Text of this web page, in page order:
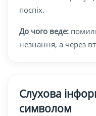
поспіх.
До чого веде:
незнання, а через
Слухова
символом